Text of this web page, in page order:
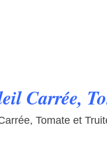
Carrée,